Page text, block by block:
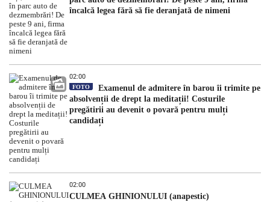
încalcă legea fără să fie deranjată de nimeni
02:00
FOTO
Examenul de admitere în barou îi trimite pe
absolvenții de drept la meditații! Costurile
pregătirii au devenit o povară pentru mulți
candidați
02:00
CULMEA GHINIONULUI (anapestic)